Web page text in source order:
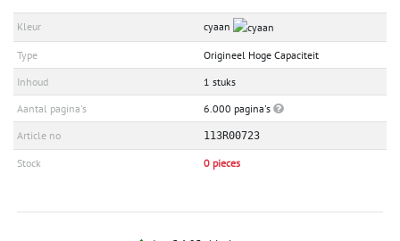
Kleur cyaan
Type
Origineel Hoge Capaciteit
Inhoud
1 stuks
Aantal pagina's
6.000 pagina's
Article no
113R00723
Stock 0 pieces